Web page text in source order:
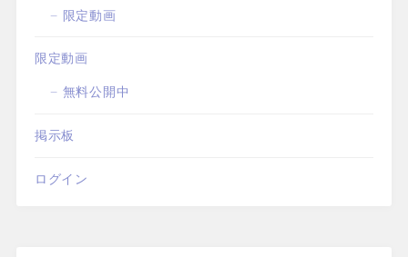
限定動画
限定動画
無料公開中
掲示板
ログイン